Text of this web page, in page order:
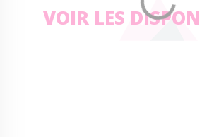
VOIR LES